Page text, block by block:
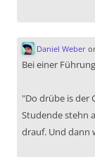
Daniel Weber
Bei einer
"Do drübe is der
Studende stehn
drauf. Und dann